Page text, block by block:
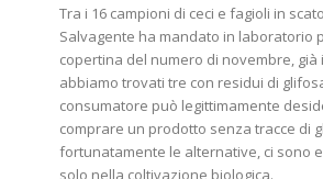
Tra i 16 campioni di ceci e fagioli in
Salvagente ha mandato in laboratorio
copertina del numero di novembre, già
abbiamo trovati tre con residui di
consumatore può legittimamente
comprare un prodotto senza tracce di
fortunatamente le alternative, ci sono
solo nella coltivazione biologica.